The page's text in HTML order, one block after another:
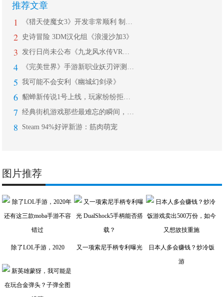
推荐文章
1 《猎天使魔女3》开发非常顺利 制作人
2 史诗冒险 3DM汉化组《浪漫沙加3》
3 发行日尚未公布《九龙风水传VR：朱雀
4 《完美世界》手游新职业妖刃评测：浮现
5 我可能不会安利《幽城幻剑录》
6 貂蝉新传说1号上线，玩家纷纷拒绝入手
7 经典街机游戏那些最难忘的瞬间，无数老
8 Steam 94%好评新游：筋肉萌宠
图片推荐
除了LOL手游，2020 又一项索尼手柄专利曝光
日本人多会赚钱？炒冷饭
游